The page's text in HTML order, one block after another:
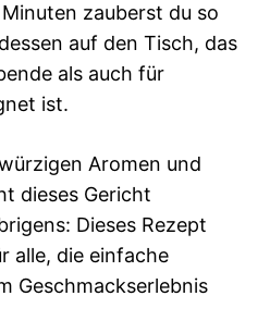
zauberst du so
auf den Tisch, das
als auch für
ist.
Aromen und
dieses Gericht
Dieses Rezept
alle, die einfache
Geschmackserlebnis